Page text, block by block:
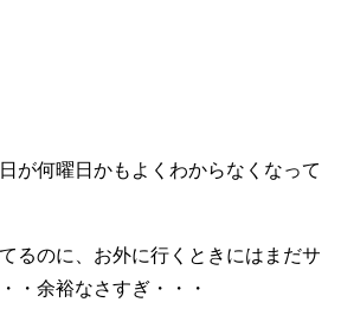
が何曜日かもよくわからなくなって
るのに、お外に行くときにはまだサ
・余裕なさすぎ・・・